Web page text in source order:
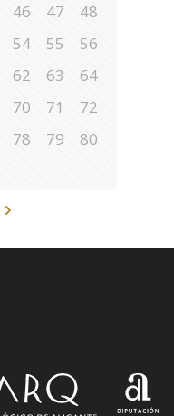
46 47
48
54 55
56
62 63
64
70 71
72
78 79
80